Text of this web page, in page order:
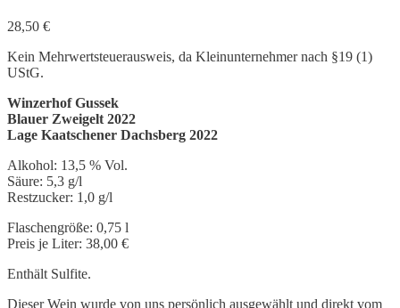
28,50 €
Kein Mehrwertsteuerausweis, da Kleinunternehmer nach §19 (1)
UStG.
Winzerhof Gussek
Blauer Zweigelt 2022
Lage Kaatschener Dachsberg 2022
Alkohol: 13,5 % Vol.
Säure: 5,3 g/l
Restzucker: 1,0 g/l
Flaschengröße: 0,75 l
Preis je Liter: 38,00 €
Enthält Sulfite.
Dieser Wein wurde von uns persönlich ausgewählt und direkt vom